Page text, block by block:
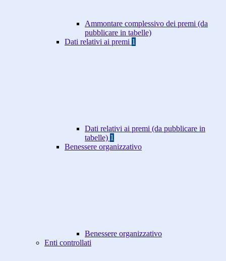
Ammontare complessivo dei premi (da
pubblicare in tabelle)
Dati relativi ai premi 1
Dati relativi ai premi (da pubblicare in
tabelle) 1
Benessere organizzativo
Benessere organizzativo
Enti controllati